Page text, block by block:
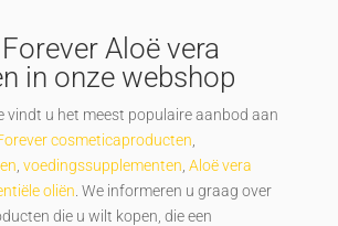
Aloë vera
in onze webshop
vindt u het meest populaire aanbod aan
cosmeticaproducten
voedingssupplementen Aloë vera
oliën . We informeren u graag over
die u wilt kopen, die een